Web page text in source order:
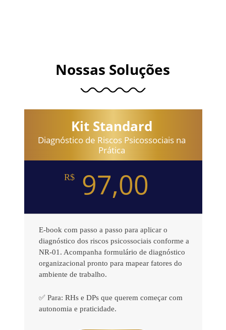
Nossas Soluções
Kit Standard
Diagnóstico de Riscos Psicossociais na
Prática
R$ 97,00
E-book com passo a passo para aplicar o
diagnóstico dos riscos psicossociais conforme a
NR-01. Acompanha formulário de diagnóstico
organizacional pronto para mapear fatores do
ambiente de trabalho.
✅ Para: RHs e DPs que querem começar com
autonomia e praticidade.